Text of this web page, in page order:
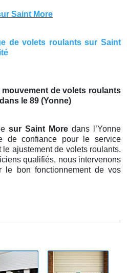
Saint More
de volets roulants sur Saint
mouvement de volets roulants
le 89 (Yonne)
sur Saint More dans l’Yonne
de confiance pour le service
ajustement de volets roulants.
qualifiés, nous intervenons
le bon fonctionnement de vos